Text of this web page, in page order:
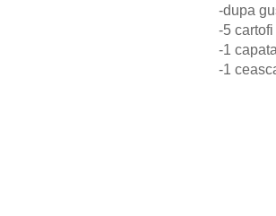
-dupa
-5
-1
-1